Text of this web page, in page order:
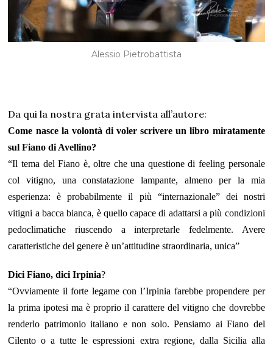
Alessio Pietrobattista
Da qui la nostra grata intervista all’autore:
Come nasce la volontà di voler scrivere un libro miratamente
sulFiano di Avellino?
“Il tema del Fiano è, oltre che una questione di feeling personale
col vitigno, una constatazione lampante, almeno per la mia
esperienza: è probabilmente il più “internazionale” dei nostri
vitigni a bacca bianca, è quello capace di adattarsi a più condizioni
pedoclimatiche riuscendo a interpretarle fedelmente. Avere
caratteristiche del genere è un’attitudine straordinaria, unica”
Dici Fiano, dici Irpinia?
“Ovviamente il forte legame con l’Irpinia farebbe propendere per
la prima ipotesi ma è proprio il carattere del vitigno che dovrebbe
renderlo patrimonio italiano e non solo. Pensiamo ai Fiano del
Cilento o a tutte le espressioni extra regione, dalla Sicilia alla